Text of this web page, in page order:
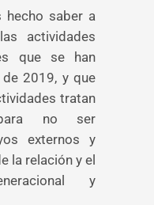
hecho saber a
actividades
que se han
2019, y que
tratan
no ser
externos y
la relación y el
y